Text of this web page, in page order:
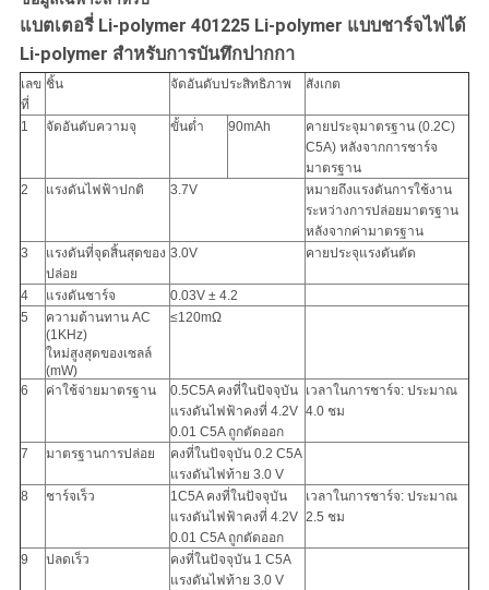
แบตเตอรี่ Li-polymer 401225 Li-polymer แบบชาร์จไฟได้
Li-polymer สำหรับการบันทึกปากกา
เลข
ที่
ชิ้น จัดอันดับประสิทธิภาพ สังเกต
1 จัดอันดับความจุ ขั้นต่ำ 90mAh
คายประจุมาตรฐาน (0.2C)
C5A) หลังจากการชาร์จ
มาตรฐาน
2
แรงดันไฟฟ้าปกติ 3.7V
หมายถึงแรงดันการใช้งาน
ระหว่างการปล่อยมาตรฐาน
หลังจากค่ามาตรฐาน
3
แรงดันที่จุดสิ้นสุดของ
ปล่อย
3.0V คายประจุแรงดันตัด
4 แรงดันชาร์จ
0.03V ± 4.2
5
ความต้านทาน AC
(1KHz)
ใหม่สูงสุดของเซลล์
(mW)
≤120mΩ
6 ค่าใช้จ่ายมาตรฐาน
0.5C5A คงที่ในปัจจุบัน
แรงดันไฟฟ้าคงที่ 4.2V
0.01 C5A ถูกตัดออก
เวลาในการชาร์จ: ประมาณ
4.0 ชม
7 มาตรฐานการปล่อย
คงที่ในปัจจุบัน 0.2 C5A
แรงดันไฟท้าย 3.0 V
8
ชาร์จเร็ว
1C5A คงที่ในปัจจุบัน
แรงดันไฟฟ้าคงที่ 4.2V
0.01 C5A ถูกตัดออก
เวลาในการชาร์จ: ประมาณ
2.5 ชม
9 ปลดเร็ว
คงที่ในปัจจุบัน 1 C5A
แรงดันไฟท้าย 3.0 V